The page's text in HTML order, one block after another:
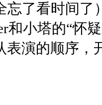
忘了看时间
和小塔的“怀
表演的顺序，